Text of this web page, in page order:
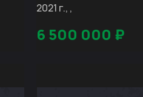
2021 г., ,
6 500 000 ₽